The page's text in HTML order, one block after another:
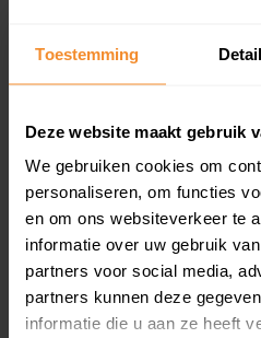
Toestemming
Deze website maakt gebruik
We gebruiken cookies om
personaliseren, om functies
en om ons websiteverkeer te
informatie over uw gebruik
partners voor social media,
partners kunnen deze
informatie die u aan ze heeft
Een overzicht van alle
inclusief een jaar lang gratis
Bekijk product
Direct leverbaar